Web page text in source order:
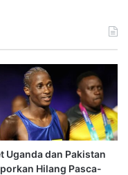
Uganda dan Pakistan
Hilang Pasca-